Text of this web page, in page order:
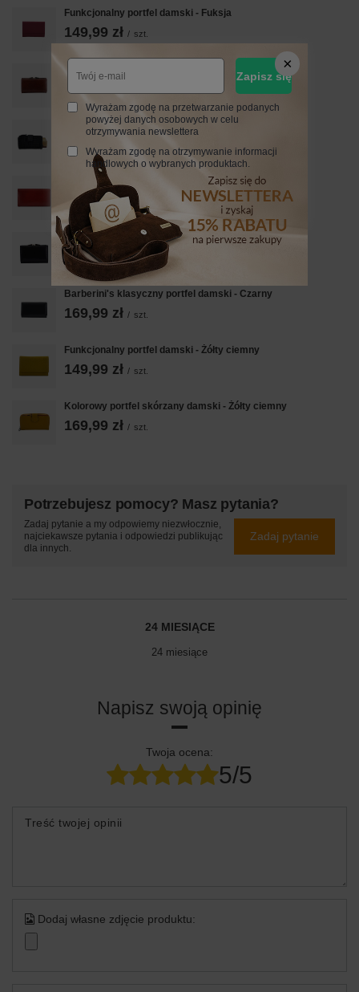
Funkcjonalny portfel damski - Fuksja
149,99 zł / szt.
139,99 zł
Ekskluzywny portfel z miękkiej skóry - Czarny
229,99 zł
Klasyczny portfel skórzany damski - Czerwony
179,99 zł / szt.
Portfel damski klasyczny skórzany - Czarny
139,99 zł / szt.
Barberini's klasyczny portfel damski - Czarny
169,99 zł / szt.
Funkcjonalny portfel damski - Żółty ciemny
149,99 zł / szt.
Kolorowy portfel skórzany damski - Żółty ciemny
169,99 zł / szt.
Potrzebujesz pomocy? Masz pytania?
Zadaj pytanie a my odpowiemy niezwłocznie,
najciekawsze pytania i odpowiedzi publikując
dla innych.
Zadaj pytanie
24 MIESIĄCE
24 miesiące
Napisz swoją opinię
Twoja ocena:
5/5
Treść twojej opinii
Dodaj własne zdjęcie produktu:
Zapisz się
Wyrażam zgodę na przetwarzanie podanych
powyżej danych osobowych w celu
otrzymywania newslettera
Wyrażam zgodę na otrzymywanie informacji
handlowych o wybranych produktach.